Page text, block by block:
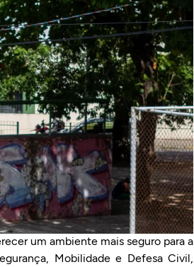
um ambiente mais seguro para a
Mobilidade e Defesa Civil,